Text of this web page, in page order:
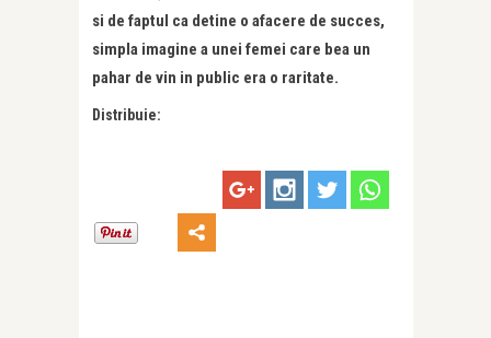
si de faptul ca detine o afacere de succes,
simpla imagine a unei femei care bea un
pahar de vin in public era o raritate.
Distribuie: